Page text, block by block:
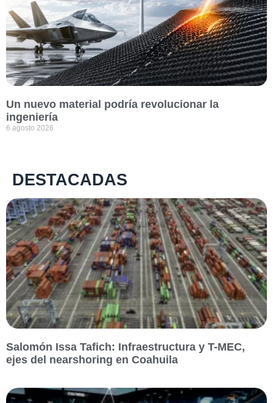
Un nuevo material podría revolucionar la
ingeniería
6 agosto 2026
DESTACADAS
Salomón Issa Tafich: Infraestructura y T-MEC,
ejes del nearshoring en Coahuila